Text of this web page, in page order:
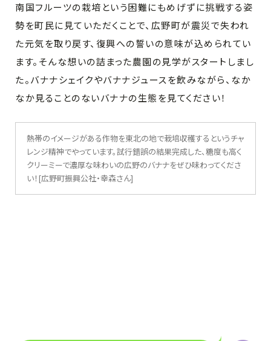
南国フルーツの栽培という困難にもめげずに挑戦する姿
勢を町民に見ていただくことで、広野町が震災で失われ
た元気を取り戻す、復興への誓いの意味が込められてい
ます。そんな想いの詰まった農園の見学がスタートしまし
た。バナナシェイクやバナナジュースを飲みながら、なか
なか見ることのないバナナの生態を見てください！
熱帯のイメージがある作物を東北の地で栽培収穫するというチャ
レンジ精神でやっています。試行錯誤の結果完成した、糖度も高く
クリーミーで濃厚な味わいの広野のバナナをぜひ味わってくださ
い！[広野町振興公社・幸森さん]